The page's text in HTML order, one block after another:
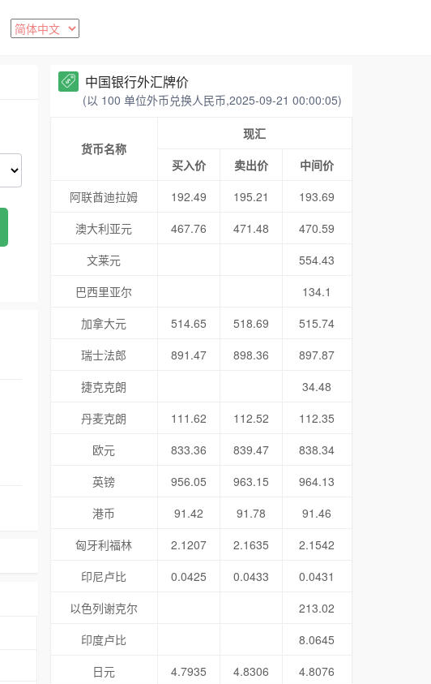
中国银行外汇牌价
(以 100 单位外币兑换人民币,2025-09-21 00:00:05)
货币名称
现汇
买入价
卖出价
中间价
阿联酋迪拉姆
192.49 195.21
193.69
澳大利亚元
467.76 471.48
470.59
文莱元
554.43
巴西里亚尔
134.1
加拿大元
514.65 518.69
515.74
瑞士法郎
891.47 898.36
897.87
捷克克朗
34.48
丹麦克朗
111.62 112.52
112.35
欧元
833.36 839.47
838.34
英镑
956.05 963.15
964.13
港币
91.42 91.78
91.46
匈牙利福林
2.1207 2.1635
2.1542
印尼卢比
0.0425 0.0433
0.0431
以色列谢克尔
213.02
印度卢比
8.0645
日元
4.7935 4.8306
4.8076